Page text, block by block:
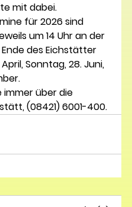
mit dabei.
für 2026 sind
um 14 Uhr an der
des Eichstätter
Sonntag, 28. Juni,
über die
(08421) 6001-400.